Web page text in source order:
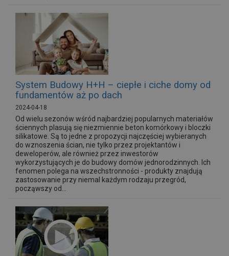
System Budowy H+H – ciepłe i ciche domy od
fundamentów aż po dach
2024-04-18
Od wielu sezonów wśród najbardziej popularnych materiałów
ściennych plasują się niezmiennie beton komórkowy i bloczki
silikatowe. Są to jedne z propozycji najczęściej wybieranych
do wznoszenia ścian, nie tylko przez projektantów i
deweloperów, ale również przez inwestorów
wykorzystujących je do budowy domów jednorodzinnych. Ich
fenomen polega na wszechstronności - produkty znajdują
zastosowanie przy niemal każdym rodzaju przegród,
począwszy od...